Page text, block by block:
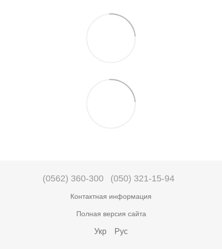
(0562) 360-300 (050) 321-15-94
Контактная информация
Полная версия сайта
Укр Рус